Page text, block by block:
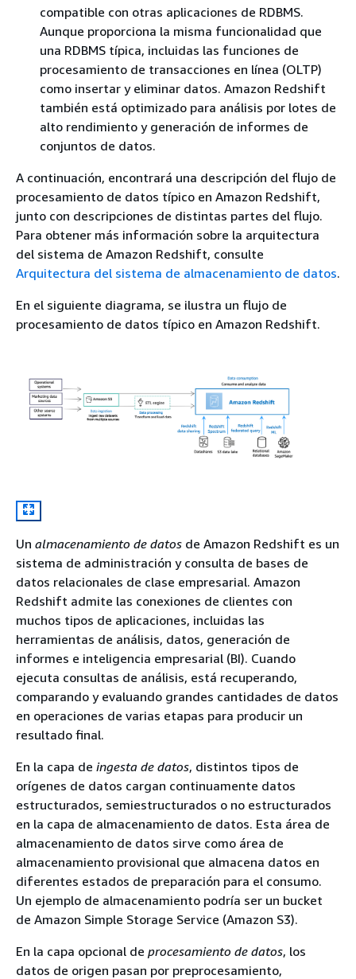
compatible con otras aplicaciones de RDBMS.
Aunque proporciona la misma funcionalidad que
una RDBMS típica, incluidas las funciones de
procesamiento de transacciones en línea (OLTP)
como insertar y eliminar datos. Amazon Redshift
también está optimizado para análisis por lotes de
alto rendimiento y generación de informes de
conjuntos de datos.
A continuación, encontrará una descripción del flujo de
procesamiento de datos típico en Amazon Redshift,
junto con descripciones de distintas partes del flujo.
Para obtener más información sobre la arquitectura
del sistema de Amazon Redshift, consulte
Arquitectura del sistema de almacenamiento de datos.
En el siguiente diagrama, se ilustra un flujo de
procesamiento de datos típico en Amazon Redshift.
Un almacenamiento de datos de Amazon Redshift es un
sistema de administración y consulta de bases de
datos relacionales de clase empresarial. Amazon
Redshift admite las conexiones de clientes con
muchos tipos de aplicaciones, incluidas las
herramientas de análisis, datos, generación de
informes e inteligencia empresarial (BI). Cuando
ejecuta consultas de análisis, está recuperando,
comparando y evaluando grandes cantidades de datos
en operaciones de varias etapas para producir un
resultado final.
En la capa de ingesta de datos, distintos tipos de
orígenes de datos cargan continuamente datos
estructurados, semiestructurados o no estructurados
en la capa de almacenamiento de datos. Esta área de
almacenamiento de datos sirve como área de
almacenamiento provisional que almacena datos en
diferentes estados de preparación para el consumo.
Un ejemplo de almacenamiento podría ser un bucket
de Amazon Simple Storage Service (Amazon S3).
En la capa opcional de procesamiento de datos, los
datos de origen pasan por preprocesamiento,